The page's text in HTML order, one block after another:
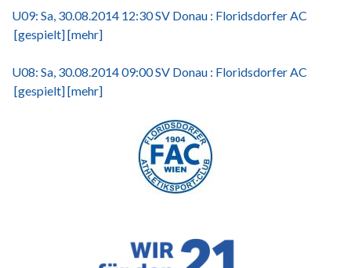
U09: Sa, 30.08.2014 12:30 SV Donau : Floridsdorfer AC
[gespielt][mehr]
U08: Sa, 30.08.2014 09:00 SV Donau : Floridsdorfer AC
[gespielt][mehr]